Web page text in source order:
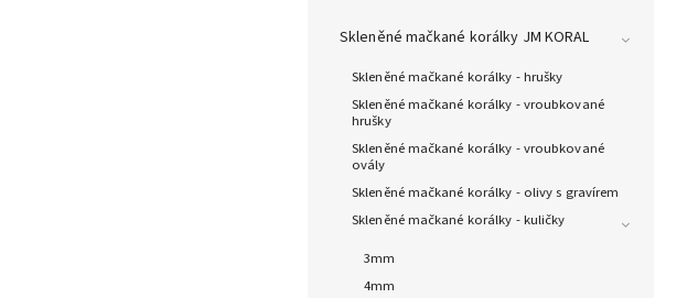
Skleněné mačkané korálky JM KORAL
Skleněné mačkané korálky - hrušky
Skleněné mačkané korálky - vroubkované
hrušky
Skleněné mačkané korálky - vroubkované
ovály
Skleněné mačkané korálky - olivy s gravírem
Skleněné mačkané korálky - kuličky
3mm
4mm